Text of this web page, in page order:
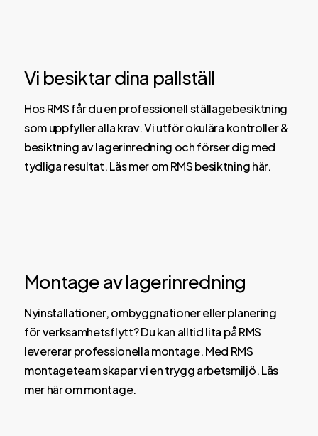
Vi besiktar dina pallställ
Hos RMS får du en professionell ställagebesiktning
som uppfyller alla krav. Vi utför okulära kontroller &
besiktning av lagerinredning och förser dig med
tydliga resultat.Läs mer om RMS besiktning här.
Montage av lagerinredning
Nyinstallationer, ombyggnationer eller planering
för verksamhetsflytt? Du kan alltid lita på RMS
levererar professionella montage. Med RMS
montageteam skapar vi en trygg arbetsmiljö.Läs
mer här om montage.